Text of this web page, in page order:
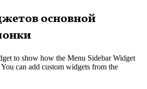
основной
to show how the Menu Sidebar Widget
can add custom widgets from the